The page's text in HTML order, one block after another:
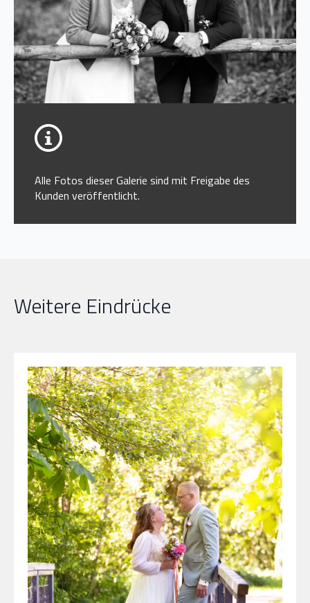
Alle Fotos dieser Galerie sind mit Freigabe des
Kunden veröffentlicht.
Weitere Eindrücke